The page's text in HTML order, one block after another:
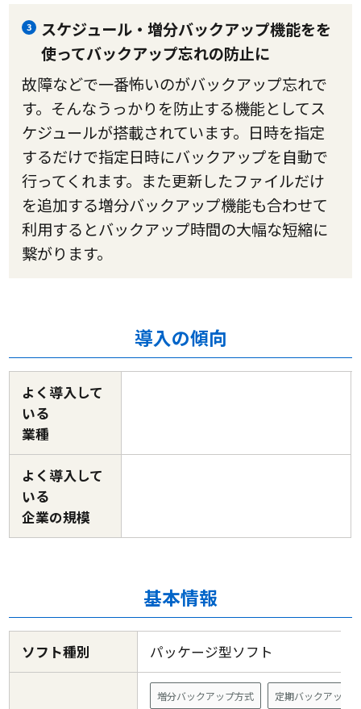
3
スケジュール・増分バックアップ機能をを
使ってバックアップ忘れの防止に
故障などで一番怖いのがバックアップ忘れで
す。そんなうっかりを防止する機能としてス
ケジュールが搭載されています。日時を指定
するだけで指定日時にバックアップを自動で
行ってくれます。また更新したファイルだけ
を追加する増分バックアップ機能も合わせて
利用するとバックアップ時間の大幅な短縮に
繋がります。
導入の傾向
よく導入して
いる
業種
よく導入して
いる
企業の規模
基本情報
ソフト種別 パッケージ型ソフト
増分バックアップ方式 定期バックアップ